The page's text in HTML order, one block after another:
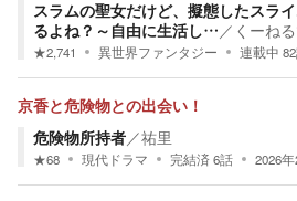
スラムの聖女だけど、擬態したスラ
るよね？～自由に生活し… ／ くーね
★2,741 異世界ファンタジー 連載中 82
京香と危険物との出会い！
危険物所持者／祐里
★68 現代ドラマ 完結済6話 2026